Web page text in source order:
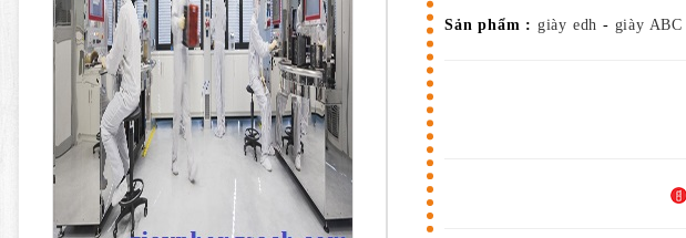
Sản phẩm : giày edh - giày ABC